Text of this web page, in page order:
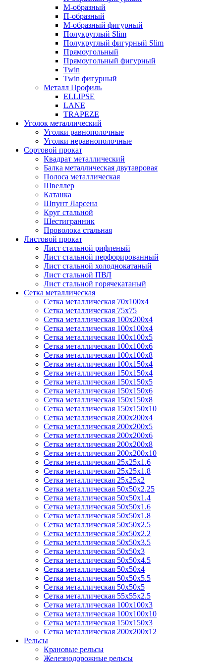
М-образный
П-образный
М-образный фигурный
Полукруглый Slim
Полукруглый фигурный Slim
Прямоугольный
Прямоугольный фигурный
Twin
Twin фигурный
Металл Профиль
ELLIPSE
LАNE
TRAPEZE
Уголок металлический
Уголки равнополочные
Уголки неравнополочные
Сортовой прокат
Квадрат металлический
Балка металлическая двутавровая
Полоса металлическая
Швеллер
Катанка
Шпунт Ларсена
Круг стальной
Шестигранник
Проволока стальная
Листовой прокат
Лист стальной рифленый
Лист стальной перфорированный
Лист стальной холоднокатаный
Лист стальной ПВЛ
Лист стальной горячекатаный
Сетка металлическая
Сетка металлическая 70х100х4
Сетка металлическая 75х75
Сетка металлическая 100х200х4
Сетка металлическая 100х100х4
Сетка металлическая 100х100х5
Сетка металлическая 100х100х6
Сетка металлическая 100х100х8
Сетка металлическая 100х150х4
Сетка металлическая 150х150х4
Сетка металлическая 150х150х5
Сетка металлическая 150х150х6
Сетка металлическая 150х150х8
Сетка металлическая 150х150х10
Сетка металлическая 200х200х4
Сетка металлическая 200х200х5
Сетка металлическая 200х200x6
Сетка металлическая 200х200х8
Сетка металлическая 200х200х10
Сетка металлическая 25х25х1.6
Сетка металлическая 25х25х1.8
Сетка металлическая 25х25х2
Сетка металлическая 50х50х2.25
Сетка металлическая 50х50х1.4
Сетка металлическая 50х50х1.6
Сетка металлическая 50х50х1.8
Сетка металлическая 50х50х2.5
Сетка металлическая 50х50х2.2
Сетка металлическая 50х50х3.5
Сетка металлическая 50х50х3
Сетка металлическая 50х50х4.5
Сетка металлическая 50х50х4
Сетка металлическая 50х50х5.5
Сетка металлическая 50х50х5
Сетка металлическая 55х55х2.5
Сетка металлическая 100х100х3
Сетка металлическая 100х100х10
Сетка металлическая 150х150х3
Сетка металлическая 200х200х12
Рельсы
Крановые рельсы
Железнодорожные рельсы